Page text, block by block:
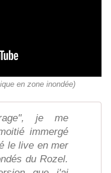
en zone inondée)
je me
immergé
le live en mer
du Rozel.